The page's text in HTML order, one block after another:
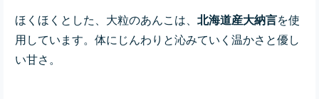
ほくほくとした、大粒のあんこは、 北海道産大納言を使
用しています。体にじんわりと沁みていく温かさと優し
い甘さ。